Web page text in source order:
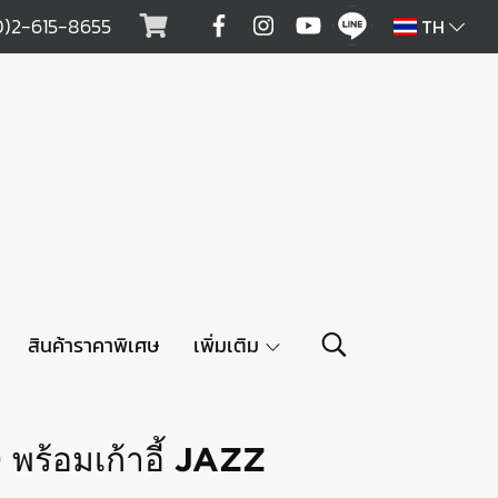
615-8655 TH
สินค้าราคาพิเศษ เพิ่มเติม
ร้อมเก้าอี้ JAZZ